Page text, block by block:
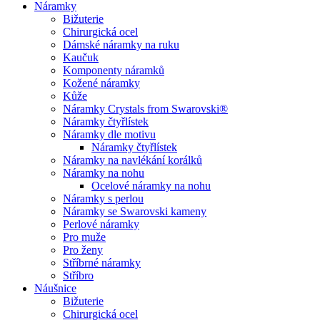
Náramky
Bižuterie
Chirurgická ocel
Dámské náramky na ruku
Kaučuk
Komponenty náramků
Kožené náramky
Kůže
Náramky Crystals from Swarovski®
Náramky čtyřlístek
Náramky dle motivu
Náramky čtyřlístek
Náramky na navlékání korálků
Náramky na nohu
Ocelové náramky na nohu
Náramky s perlou
Náramky se Swarovski kameny
Perlové náramky
Pro muže
Pro ženy
Stříbrné náramky
Stříbro
Náušnice
Bižuterie
Chirurgická ocel